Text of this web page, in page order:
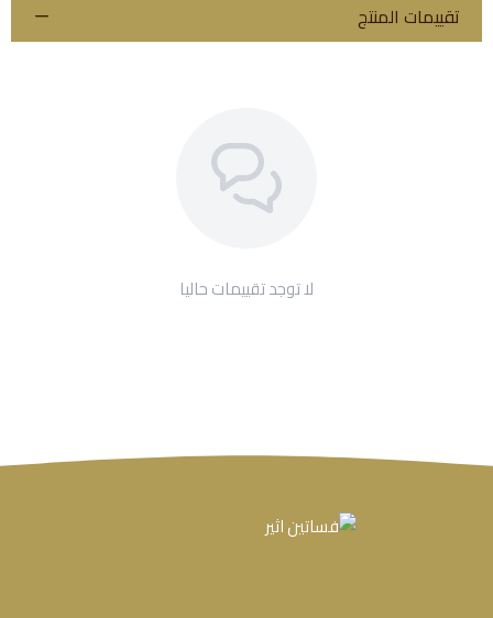
تقييمات المنتج
لا توجد تقييمات حاليا